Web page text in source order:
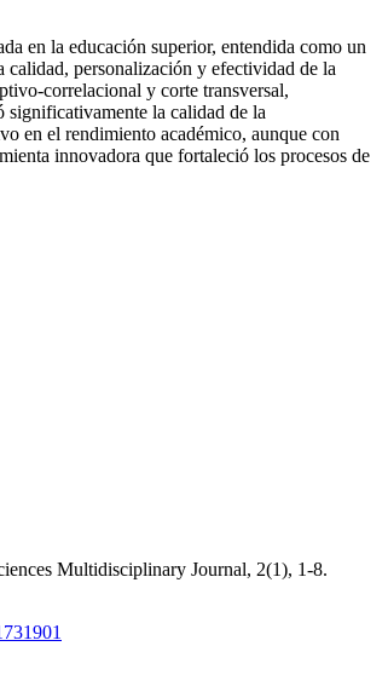
en la educación superior, entendida como un
calidad, personalización y efectividad de la
correlacional y corte transversal,
significativamente la calidad de la
en el rendimiento académico, aunque con
innovadora que fortaleció los procesos de
Multidisciplinary Journal, 2(1), 1-8.